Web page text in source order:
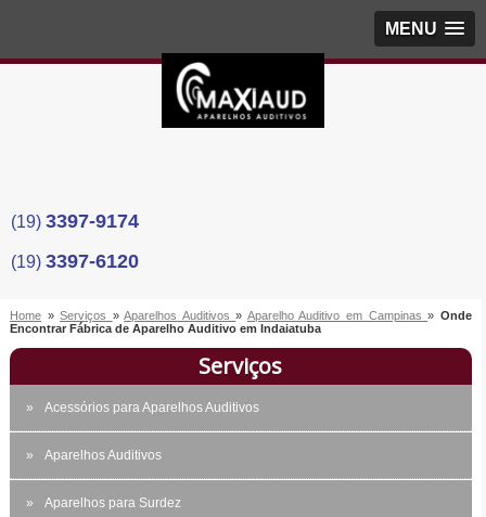
MENU
(19) 3397-9174
(19) 3397-6120
Home »Serviços »Aparelhos Auditivos» Aparelho Auditivo em Campinas» Onde
Encontrar Fábrica de Aparelho Auditivo em Indaiatuba
Serviços
Acessórios para Aparelhos Auditivos
Aparelhos Auditivos
Aparelhos para Surdez